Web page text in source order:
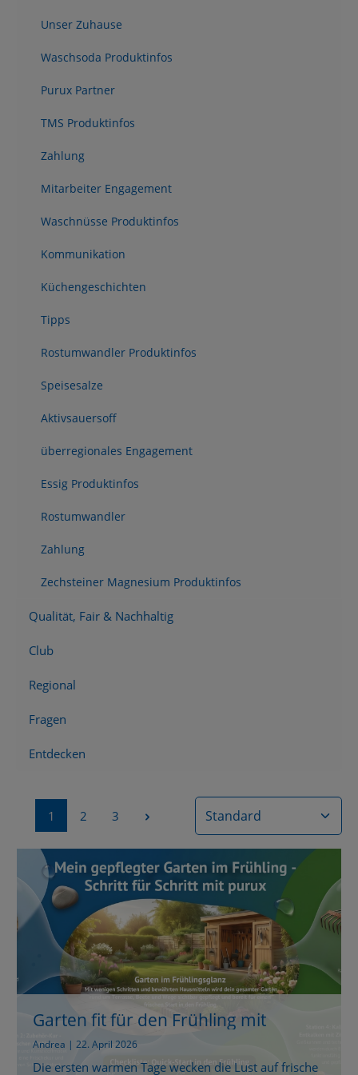
Unser Zuhause
Waschsoda Produktinfos
Purux Partner
TMS Produktinfos
Zahlung
Mitarbeiter Engagement
Waschnüsse Produktinfos
Kommunikation
Küchengeschichten
Tipps
Rostumwandler Produktinfos
Speisesalze
Aktivsauersoff
überregionales Engagement
Essig Produktinfos
Rostumwandler
Zahlung
Zechsteiner Magnesium Produktinfos
Qualität, Fair & Nachhaltig
Club
Regional
Fragen
Entdecken
Seite
1 Seite
2 Seite
3
Garten fit für den Frühling mit
einfachen Hausmitteln
Andrea | 22. April 2026
Die ersten warmen Tage wecken die Lust auf frische